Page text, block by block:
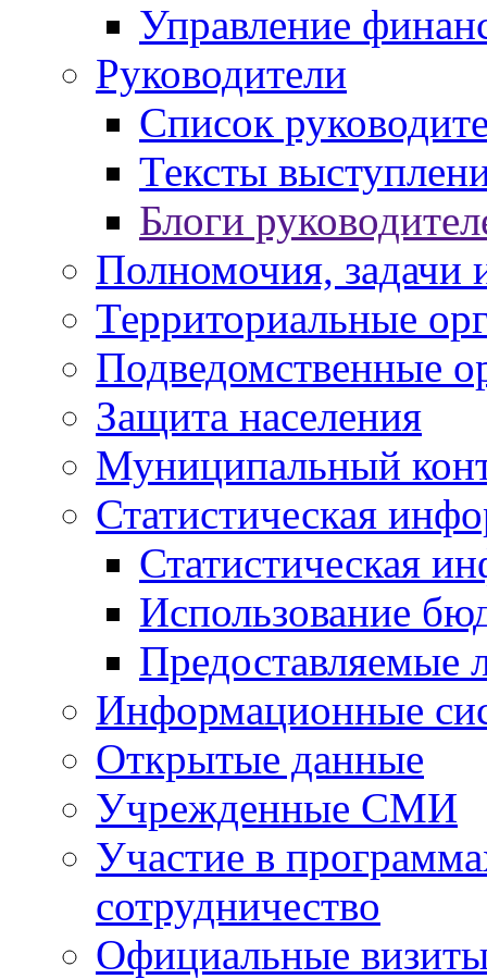
Управление
Руководители
Список
Тексты
Блоги
Полномочия, задачи
Территориальные
Подведомственные
Защита населения
Муниципальный
Статистическая
Статистическая
Использование
Предоставляемые
Информационные
Открытые данные
Учрежденные СМИ
Участие в
сотрудничество
Официальные